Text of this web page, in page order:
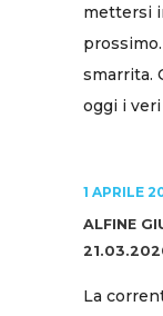
mettersi
smarrita.
oggi i veri
1 APRILE
ALFINE
La